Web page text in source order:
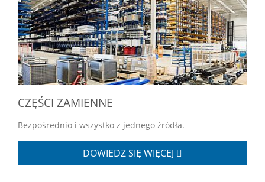
CZĘŚCI ZAMIENNE
Bezpośrednio i wszystko z jednego źródła.
DOWIEDZ SIĘ WIĘCEJ